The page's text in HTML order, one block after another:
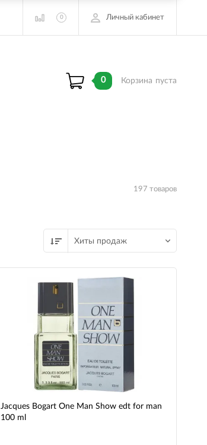
0 Личный кабинет
0 Корзина пуста
197 товаров
Хиты продаж
Jacques Bogart One Man Show edt for man
100 ml